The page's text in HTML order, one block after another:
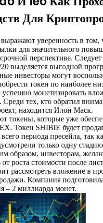
Для
уверенность в том,
для значительного
перспективе.
выделяется выгодной
инвесторы могут
токен по наиболее
успешно монетизировать
Среди тех, кто обратил
находится Илон Маск.
токены, которые уже
Токен SHIBIE будет
периода пресейла, так
только одну стадию
образом, инвесторам,
роста стоимости после
рассмотреть вложение в
Компания
– 2 миллиарда монет.